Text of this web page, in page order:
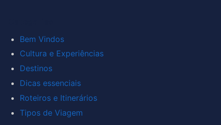
Bem Vindos
Cultura e Experiências
Destinos
Dicas essenciais
Roteiros e Itinerários
Tipos de Viagem